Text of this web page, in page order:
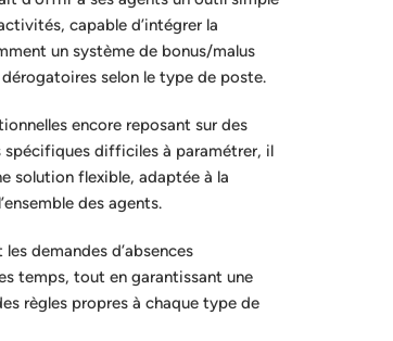
capable d’intégrer la
un système de bonus/malus
selon le type de poste.
encore reposant sur des
difficiles à paramétrer, il
solution flexible, adaptée à la
des agents.
demandes d’absences
temps, tout en garantissant une
règles propres à chaque type de